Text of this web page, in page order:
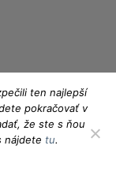
Maestro MasterCard
ten najlepší
pokračovať v
že ste s ňou
nájdete tu.